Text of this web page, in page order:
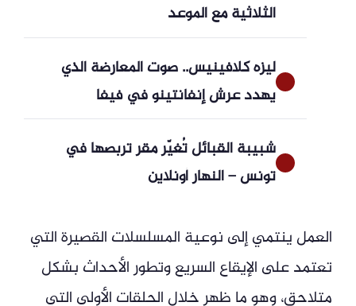
الثلاثية مع الموعد
ليزه كلافينيس.. صوت المعارضة الذي
يهدد عرش إنفانتينو في فيفا
شبيبة القبائل تُغيّر مقر تربصها في
تونس – النهار أونلاين
العمل ينتمي إلى نوعية المسلسلات القصيرة التي
تعتمد على الإيقاع السريع وتطور الأحداث بشكل
متلاحق، وهو ما ظهر خلال الحلقات الأولى التي